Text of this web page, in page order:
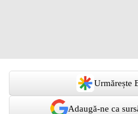
Urmărește
Adaugă-ne ca